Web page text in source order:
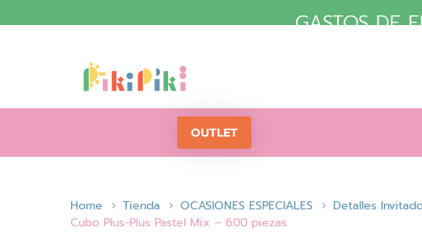
GASTOS DE
OUTLET
Home Tienda OCASIONES ESPECIALES
Detalles
Cubo Plus-Plus Pastel Mix – 600 piezas